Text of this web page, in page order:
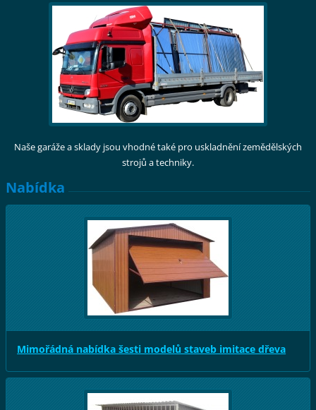
Naše garáže a sklady jsou vhodné také pro uskladnění zemědělských
strojů a techniky.
Nabídka
Mimořádná nabídka šesti modelů staveb imitace dřeva